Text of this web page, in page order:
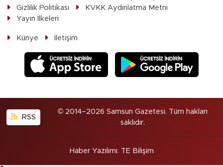
Gizlilik Politikası
KVKK Aydınlatma Metni
Yayın İlkeleri
Künye İletişim
RSS
© 2014–2026 Samsun Gazetesi. Tüm hakları
saklıdır.
Haber Yazılımı: TE Bilişim